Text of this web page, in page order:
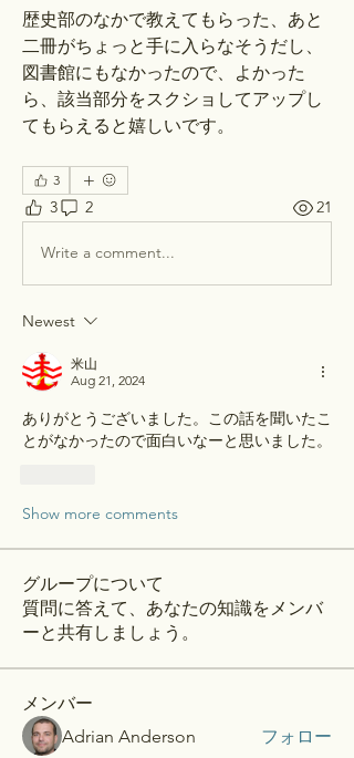
歴史部のなかで教えてもらった、あと
二冊がちょっと手に入らなそうだし、
図書館にもなかったので、よかった
ら、該当部分をスクショしてアップし
てもらえると嬉しいです。
3
3 2 21
Write a comment...
Newest
米山
Aug 21, 2024
ありがとうございました。この話を聞いたこ
とがなかったので面白いなーと思いました。
Show more comments
グループについて
質問に答えて、あなたの知識をメンバ
ーと共有しましょう。
メンバー
Adrian Anderson
フォロー